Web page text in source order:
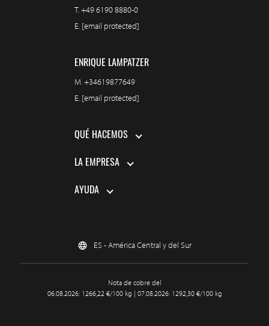
T.+49 6190 8880-0
E. [email protected]
ENRIQUE LAMPATZER
M.+34619877649
E. [email protected]
QUÉ HACEMOS
LA EMPRESA
AYUDA
ES - América Central y del Sur
Nota de cobre del
06.08.2026: 1266,22 €/100 kg | 07.08.2026: 1292,30 €/100 kg